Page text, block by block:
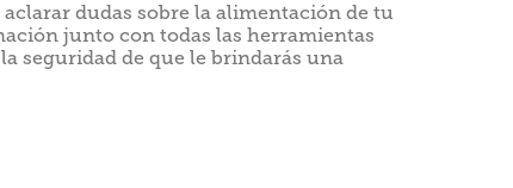
dudas sobre la alimentación de tu
junto con todas las herramientas
seguridad de que le brindarás una